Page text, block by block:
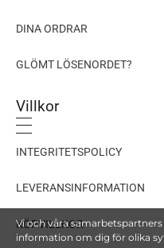
DINA ORDRAR
GLÖMT LÖSENORDET?
Villkor
INTEGRITETSPOLICY
LEVERANSINFORMATION
KÖPVILLKOR
Vi och våra
information om dig för olika